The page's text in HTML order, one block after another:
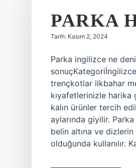
PARKA
Tarih: Kasım 2, 2024
Parka ingilizce ne
trençkotlar ilkbahar
kıyafetlerinizle harika
kalın ürünler tercih
aylarında giyilir.
belin altına ve
olduğunda kullanılır.